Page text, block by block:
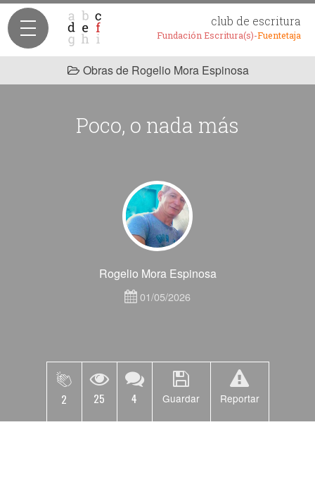
club de escritura
Fundación Escritura(s)-Fuentetaja
Obras de Rogelio Mora Espinosa
Poco, o nada más
Rogelio Mora Espinosa
01/05/2026
2 25 4 Guardar Reportar